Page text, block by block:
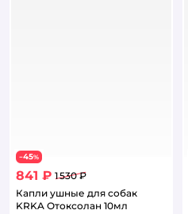
−45%
841 ₽ 1 530 ₽
Капли ушные для собак
KRKA Отоксолан 10мл